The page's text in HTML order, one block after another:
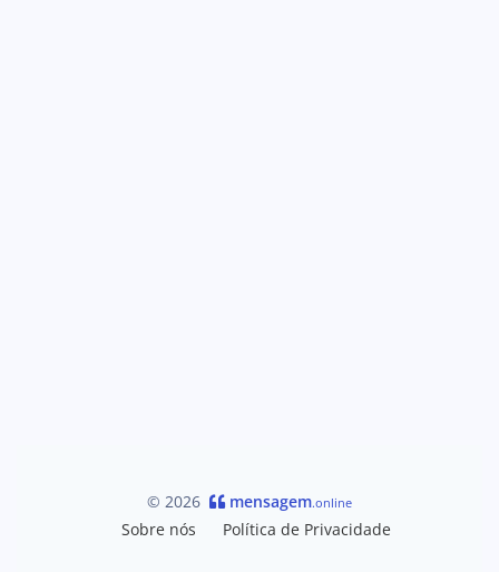
© 2026 mensagem.online
Sobre nós Política de Privacidade